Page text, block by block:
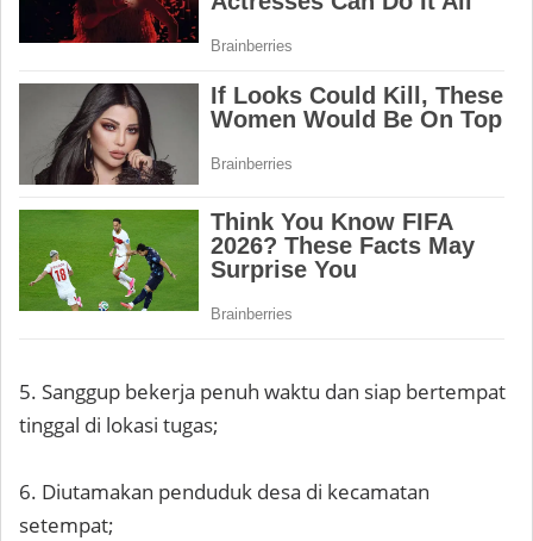
5. Sanggup bekerja penuh waktu dan siap bertempat
tinggal di lokasi tugas;
6. Diutamakan penduduk desa di kecamatan
setempat;